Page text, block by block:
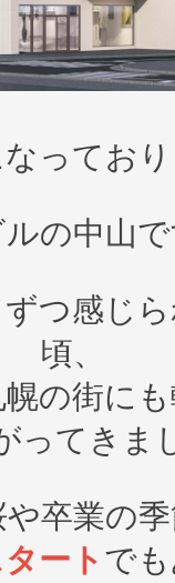
ってお
の中山
つ感じ
頃、
の街に
ってきま
卒業の
ート で